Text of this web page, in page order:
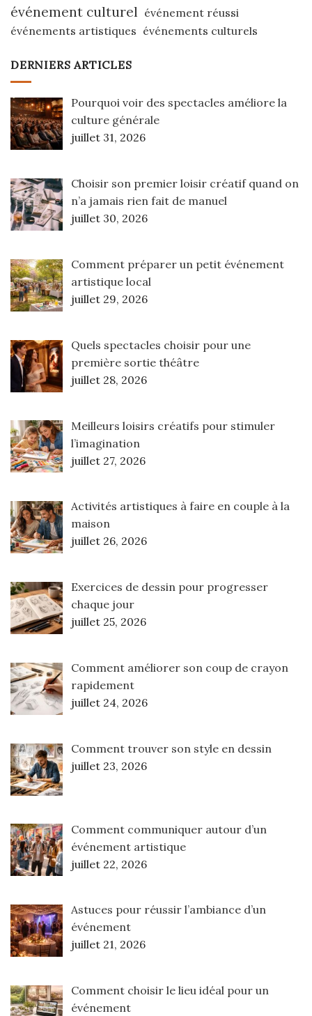
événement culturel événement réussi
événements artistiques événements culturels
DERNIERS ARTICLES
Pourquoi voir des spectacles améliore la
culture générale
juillet 31, 2026
Choisir son premier loisir créatif quand on
n’a jamais rien fait de manuel
juillet 30, 2026
Comment préparer un petit événement
artistique local
juillet 29, 2026
Quels spectacles choisir pour une
première sortie théâtre
juillet 28, 2026
Meilleurs loisirs créatifs pour stimuler
l’imagination
juillet 27, 2026
Activités artistiques à faire en couple à la
maison
juillet 26, 2026
Exercices de dessin pour progresser
chaque jour
juillet 25, 2026
Comment améliorer son coup de crayon
rapidement
juillet 24, 2026
Comment trouver son style en dessin
juillet 23, 2026
Comment communiquer autour d’un
événement artistique
juillet 22, 2026
Astuces pour réussir l’ambiance d’un
événement
juillet 21, 2026
Comment choisir le lieu idéal pour un
événement